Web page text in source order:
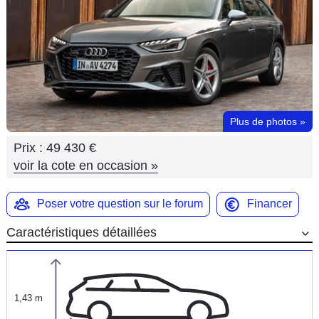
Auto
Services
Forum
Moto
Marques
Plus de photos »
Prix : 49 430 €
voir la cote en occasion »
Poser votre question sur le forum Financer
Caractéristiques détaillées
1,43 m